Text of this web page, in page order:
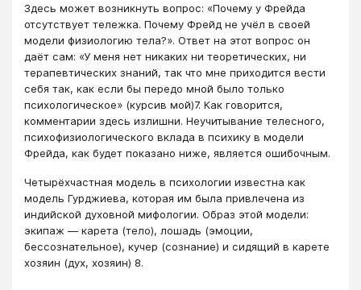
Здесь может возникнуть вопрос: «Почему у Фрейда
отсутствует тележка. Почему Фрейд не учёл в своей
модели физиологию тела?». Ответ на этот вопрос он
даёт сам: «У меня нет никаких ни теоретических, ни
терапевтических знаний, так что мне приходится вести
себя так, как если бы передо мной было только
психологическое» (курсив мой)7. Как говорится,
комментарии здесь излишни. Неучитывание телесного,
психофизиологического вклада в психику в модели
Фрейда, как будет показано ниже, является ошибочным.
Четырёхчастная модель в психологии известна как
модель Гурджиева, которая им была привлечена из
индийской духовной мифологии. Образ этой модели:
экипаж ― карета (тело), лошадь (эмоции,
бессознательное), кучер (сознание) и сидящий в карете
хозяин (дух, хозяин) 8.